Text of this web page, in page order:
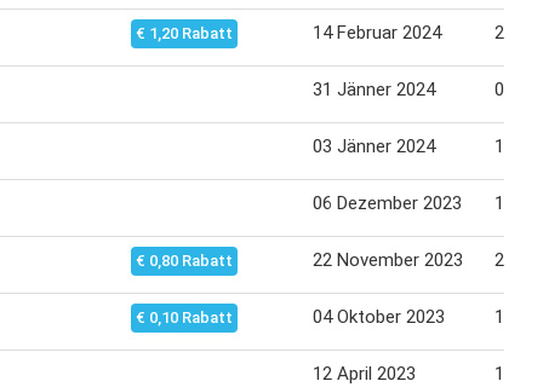
€ 1,20 Rabatt 14 Februar 2024 21
31 Jänner 2024 07
03 Jänner 2024 10
06 Dezember 2023 13
€ 0,80 Rabatt 22 November 2023 29
€ 0,10 Rabatt 04 Oktober 2023 11
12 April 2023 19